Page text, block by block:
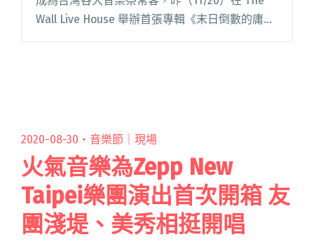
Wall Live House 舉辦首張專輯《末日倒數的庸俗
週記》發行一年後的專場【快樂都市人】演唱
2020-08-30・ 音樂節｜現場
火氣音樂為Zepp New
Taipei樂團演出首次開箱 友
團淺堤、美秀相挺開唱